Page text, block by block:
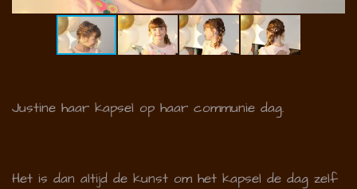
Justine haar kapsel op haar communie dag.
Het is dan altijd de kunst om het kapsel de dag zelf